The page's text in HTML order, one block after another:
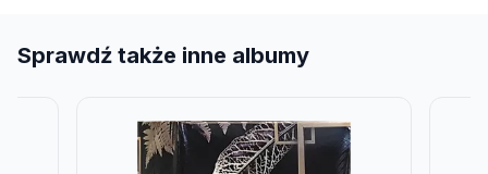
Sprawdź także inne albumy